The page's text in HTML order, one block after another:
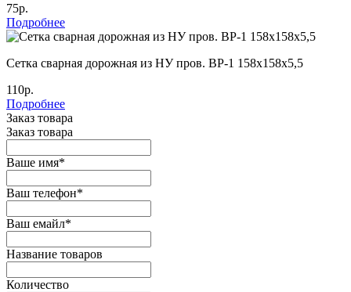
75р.
Подробнее
Cетка сварная дорожная из НУ пров. ВР-1 158х158х5,5
110р.
Подробнее
Заказ товара
Заказ товара
Ваше имя*
Ваш телефон*
Ваш емайл*
Название товаров
Количество